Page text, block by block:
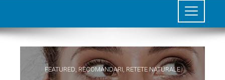
FEATURED RECOMANDARI RETETE NATURALE